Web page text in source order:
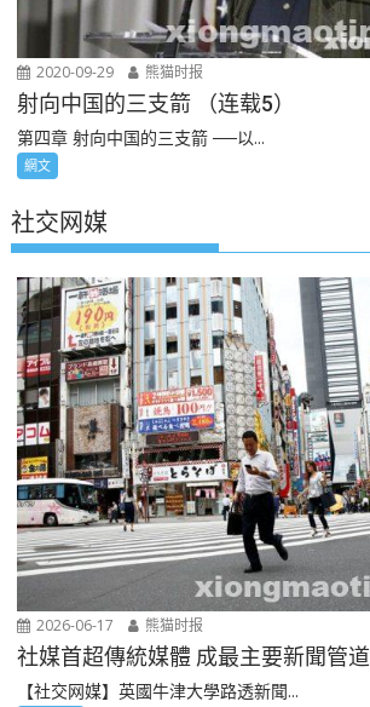
2020-09-29 熊猫时报
射向中国的三支箭 （连载5）
第四章 射向中国的三支箭 ──以...
網文
社交网媒
2026-06-17 熊猫时报
社媒首超傳統媒體 成最主要新聞管道
【社交网媒】英國牛津大學路透新聞...